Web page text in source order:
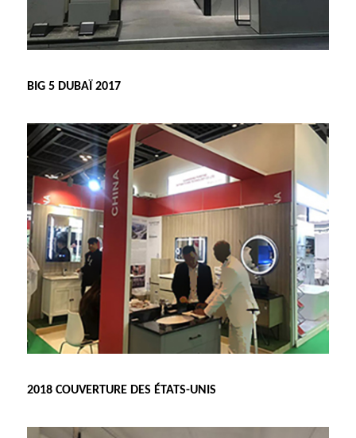
BIG 5 DUBAÏ 2017
2018 COUVERTURE DES ÉTATS-UNIS